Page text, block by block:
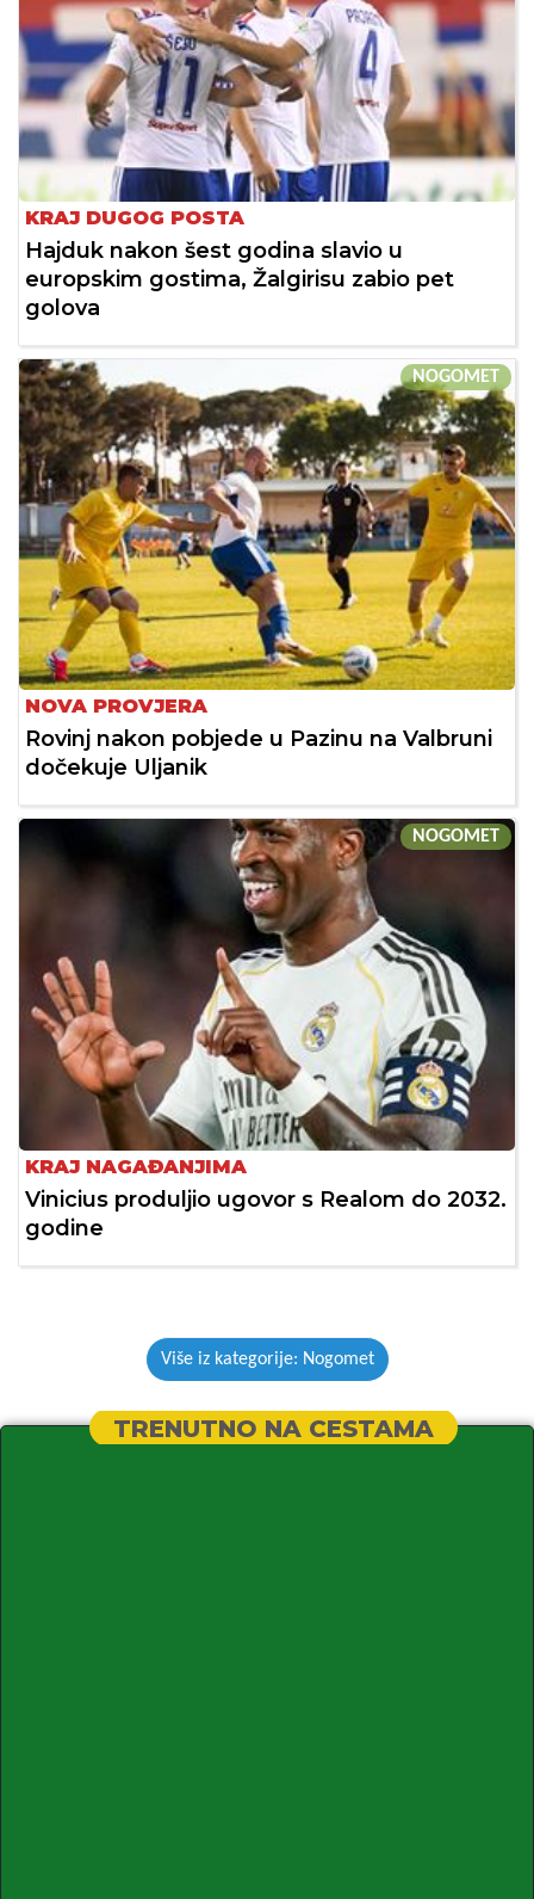
KRAJ DUGOG POSTA
Hajduk nakon šest godina slavio u
europskim gostima, Žalgirisu zabio pet
golova
NOGOMET
NOVA PROVJERA
Rovinj nakon pobjede u Pazinu na Valbruni
dočekuje Uljanik
NOGOMET
KRAJ NAGAĐANJIMA
Vinicius produljio ugovor s Realom do 2032.
godine
Više iz kategorije: Nogomet
TRENUTNO NA CESTAMA